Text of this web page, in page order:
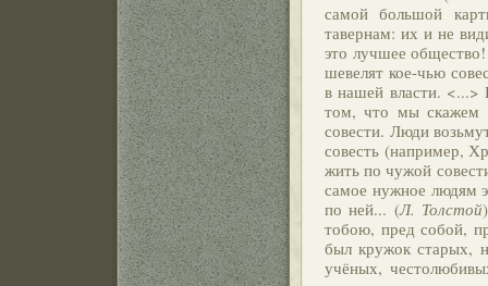
самой большой
тавернам: их и не
это лучшее
шевелят кое-чью
в нашей власти.
том, что мы скажем
совести. Люди
совесть (например,
жить по чужой
самое нужное людям
по ней... (Л. Толстой
тобою, пред собой,
был кружок старых,
учёных,